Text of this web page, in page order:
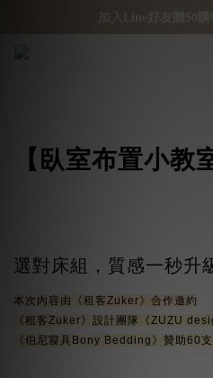
【臥室布置小教
選對床組， 質感一秒升
本次內容由
《租客Zuker》合作邀約
《租客Zuker》設計團隊
《ZUZU
《伯尼寢具Bony Bedding》 贊助60
加入Line好友贈50